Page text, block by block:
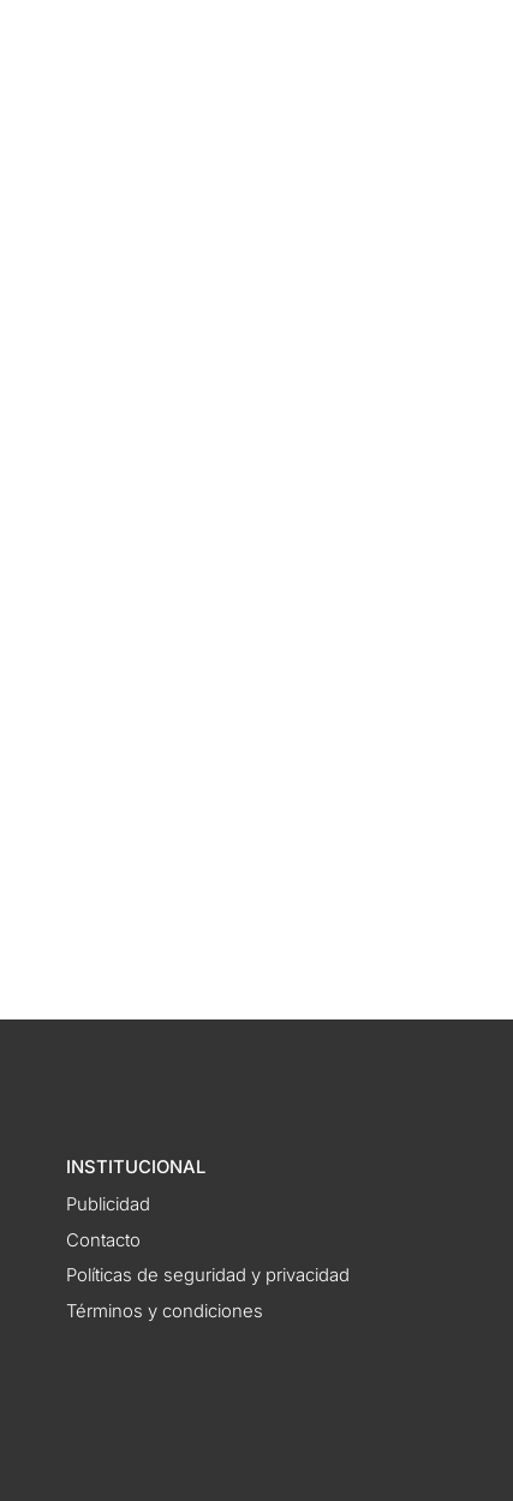
INSTITUCIONAL
Publicidad
Contacto
Políticas de seguridad y privacidad
Términos y condiciones